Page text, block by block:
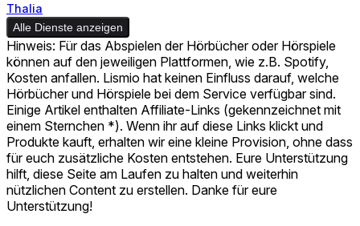
Thalia
Alle Dienste anzeigen
Hinweis: Für das Abspielen der Hörbücher oder Hörspiele
können auf den jeweiligen Plattformen, wie z.B. Spotify,
Kosten anfallen. Lismio hat keinen Einfluss darauf, welche
Hörbücher und Hörspiele bei dem Service verfügbar sind.
Einige Artikel enthalten Affiliate-Links (gekennzeichnet mit
einem Sternchen *). Wenn ihr auf diese Links klickt und
Produkte kauft, erhalten wir eine kleine Provision, ohne dass
für euch zusätzliche Kosten entstehen. Eure Unterstützung
hilft, diese Seite am Laufen zu halten und weiterhin
nützlichen Content zu erstellen. Danke für eure
Unterstützung!